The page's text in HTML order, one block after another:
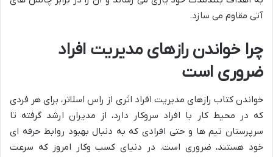
آتی مقاوم می سازد.
چرا خواندن رازهای مدیریت افراد
ضروری است
خواندن کتاب رازهای مدیریت افراد اثری از راس اسلاتر، برای هر فردی
که در محیط کار با افراد سروکار دارد، از مدیران ارشد گرفته تا
سرپرستان تیم ها و حتی افرادی که به دنبال بهبود روابط حرفه ای
خود هستند، ضروری است. در دنیای کسب وکار امروز که سرعت